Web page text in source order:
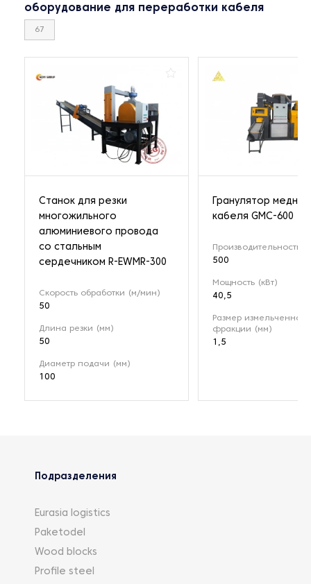
оборудование для переработки кабеля
67
Станок для резки
многожильного
алюминиевого провода
со стальным
сердечником R-EWMR-300
Скорость обработки (м/мин)
50
Длина резки (мм)
50
Диаметр подачи (мм)
100
Гранулятор
кабеля GMC-600
Производительность
500
Мощность (кВт)
40,5
Размер измельченной
фракции (мм)
1,5
Подразделения
Eurasia logistics
Paketodel
Wood blocks
Profile steel